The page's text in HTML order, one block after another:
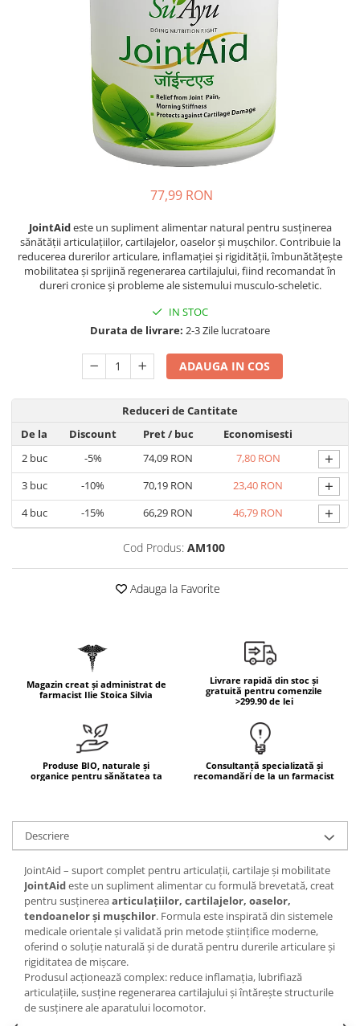
Piele, păr & unghii
Colesterol & tensiune
Sănătatea copiilor
Performanta sportiva
Geluri de curățare
Balsam buze
Îngrijirea Corpului
Creme de corp
Creme SPF față
Creme SPF corp
Spray SPF
Uleiuri bronzare
After Sun
Tratamente unghii
Cosmetice coreene
Beauty of Joseon
COSRX
BIODANCE
Cettua
Haruharu Wonder
Medicube
ARIUL
Dr. Althea
DELLA BORN
Curcumin (Turmeric)
Ghimbir
Ginkgo biloba
Ginseng
L-Glutamina
Maca
Magneziu
Miere de Manuka
MSM
Omega
Proteine din zer (Whey Protein)
Resveratrol
Seminte de in
Spirulina
Ulei de cocos
Ulei de peste
Ulei MCT
Vitamina A
Vitamina B
Vitamina C
Vitamina D
Vitamina E
Zinc Bisglicinat
77,99 RON
JointAideste un supliment alimentar natural pentru susținerea
sănătății articulațiilor, cartilajelor, oaselor și mușchilor. Contribuie la
reducerea durerilor articulare, inflamației și rigidității, îmbunătățește
mobilitatea și sprijină regenerarea cartilajului, fiind recomandat în
dureri cronice și probleme ale sistemului musculo-scheletic.
IN STOC
Durata de livrare: 2-3 Zile lucratoare
ADAUGA IN COS
Reduceri de Cantitate
De la
Discount Pret/ buc
Economisesti
2buc -5% 74,09 RON 7,80 RON +
3buc -10% 70,19 RON 23,40 RON +
4buc -15% 66,29 RON 46,79 RON +
Cod Produs: AM100
Adauga la Favorite
Magazin creat și administrat de
farmacist Ilie Stoica Silvia
Livrare rapidă din stoc și
gratuită pentru comenzile
>299.90 de lei
Produse BIO, naturale și
organice pentru sănătatea ta
Consultanță specializată și
recomandări de la un farmacist
Descriere
JointAid – suport complet pentru articulații, cartilaje și mobilitate
JointAideste un supliment alimentar cu formulă brevetată, creat
pentru susținereaarticulațiilor, cartilajelor, oaselor,
tendoanelor și mușchilor. Formula este inspirată din sistemele
medicale orientale și validată prin metode științifice moderne,
oferind o soluție naturală și de durată pentru durerile articulare și
rigiditatea de mișcare.
Produsul acționează complex: reduce inflamația, lubrifiază
articulațiile, susține regenerarea cartilajului și întărește structurile
de susținere ale aparatului locomotor.